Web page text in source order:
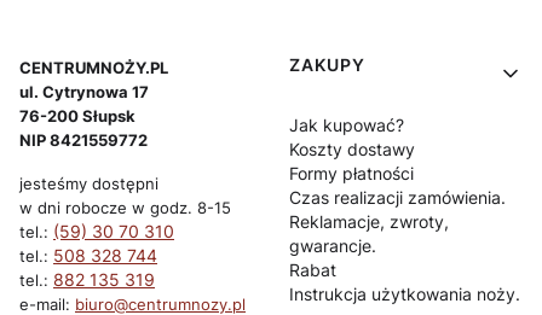
CENTRUMNOŻY.PL
ul. Cytrynowa 17
76-200 Słupsk
NIP 8421559772
jesteśmy dostępni
w dni robocze w godz. 8-15
tel.: (59) 30 70 310
tel.: 508 328 744
tel.: 882 135 319
e-mail: biuro@centrumnozy.pl
Linki w stopce
ZAKUPY
Jak kupować?
Koszty dostawy
Formy płatności
Czas realizacji zamówienia.
Reklamacje, zwroty,
gwarancje.
Rabat
Instrukcja użytkowania noży.